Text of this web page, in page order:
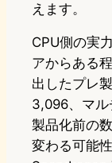
えます。
CPU側の実
アからある
出したプレ
3,096、マ
製品化前の
変わる可能